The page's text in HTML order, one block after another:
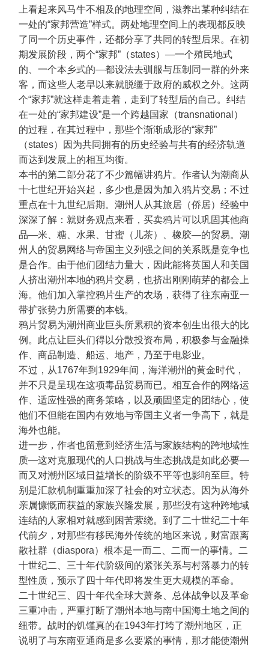
上看起来风马牛不相及的地理空间，滋养出某种纠结在
一处的“家邦营造”样式。两处地理空间上的表现都反映
了同一个历史事件，还都分享了共同的转型后果。在初
期发展阶段，两个“家邦”（states）—一个殖民地式
的、一个本乡式的—都设法去驯服与压制同一群的外来
客，而这些人老早以来就脱缰于政府的威权之外。这两
个“家邦”就这样走着走着，走到了转型后的自己。纠结
在一处的“家邦建设”是一个跨越国家（transnational）
的过程，在其过程中，那些个渐渐成形的“家邦”
（states）因为共同拥有的历史经验与共有的经济轨道
而达到发展上的相互均衡。
本书的第二部分花了不少篇幅讲鸦片。作者认为潮商从
十七世纪开始兴起，多少也是因为加入鸦片交易；不过
重点在十九世纪后期。潮州人从其旅居（侨居）经验中
深深了解：就财务观点来看，买卖鸦片可以巩固其他商
品—米、糖、水果、甘蜜（儿茶）、橡胶—的贸易。潮
州人的贸易网络与帝国主义列强之间的关系既是竞争也
是合作。由于他们团结力量大，因此能将英国人和美国
人挤出潮州本地的鸦片交易，也挤出刚刚萌芽的都会上
海。他们加入掌控鸦片生产的农场，获得了往东南亚一
带扩张势力所需要的本钱。
鸦片贸易为潮州商业巨头所累积的资本创生出很大的比
例。此点让巨头们得以分散投资布局，积极参与金融操
作、商品制造、船运、地产，乃至于电影业。
不过，从1767年到1929年间，海洋潮州的黄金时代，
并不只是呈现在这项毒品贸易而已。相互合作的网络运
作、适应性强的商务策略，以及顽固坚定的团结心，使
他们不但能在国内有效地与帝国主义者一争高下，就是
海外也能。
进一步，作者也留意到经济生活与家族结构的跨地域性
质—这对克服现代的人口挑战与生态挑战是如此必要—
而又对潮州区域日益增长的阶级不平等也影响至巨。特
别是汇款机制重重加深了社会的对立状态。因为从海外
亲属慷慨而获益的家族兴隆发展，那些没有这种跨地域
连结的人家相对就感到困苦萦绕。到了二十世纪二十年
代前夕，对那些有移民海外传统的地区来说，财富跟离
散社群（diaspora）根本是一而二、二而一的事情。二
十世纪二、三十年代阶级间的紧张关系与村落暴力的转
型性质，预示了四十年代即将发生更大规模的革命。
二十世纪三、四十年代全球大萧条、总体战争以及革命
三重冲击，严重打断了潮州本地与南中国海土地之间的
纽带。战时的饥馑真的在1943年打垮了潮州地区，正
说明了与东南亚通商是多么要紧的事情，那才能使潮州